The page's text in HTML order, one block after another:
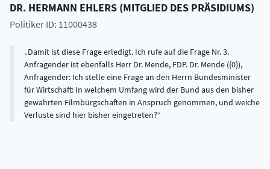
DR. HERMANN EHLERS (MITGLIED DES PRÄSIDIUMS)
Politiker ID: 11000438
Damit ist diese Frage erledigt. Ich rufe auf die Frage Nr. 3.
Anfragender ist ebenfalls Herr Dr. Mende, FDP. Dr. Mende ({0}),
Anfragender: Ich stelle eine Frage an den Herrn Bundesminister
für Wirtschaft: In welchem Umfang wird der Bund aus den bisher
gewährten Filmbürgschaften in Anspruch genommen, und weiche
Verluste sind hier bisher eingetreten?